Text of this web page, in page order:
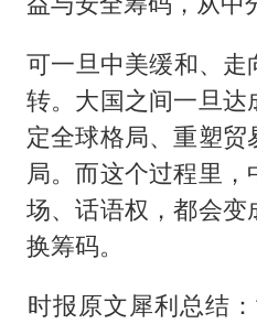
可一旦中美缓和、走
转。大国之间一旦
定全球格局、重塑
局。而这个过程里
场、话语权，都会
换筹码。
时报原文犀利总结